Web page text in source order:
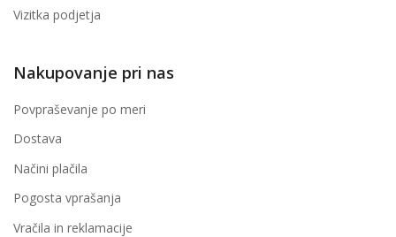
Vizitka podjetja
Nakupovanje pri nas
Povpraševanje po meri
Dostava
Načini plačila
Pogosta vprašanja
Vračila in reklamacije